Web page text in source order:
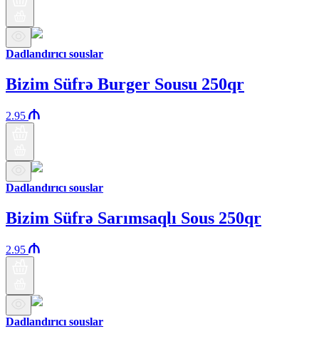
Dadlandırıcı souslar
Bizim Süfrə Burger Sousu 250qr
2.95
Dadlandırıcı souslar
Bizim Süfrə Sarımsaqlı Sous 250qr
2.95
Dadlandırıcı souslar